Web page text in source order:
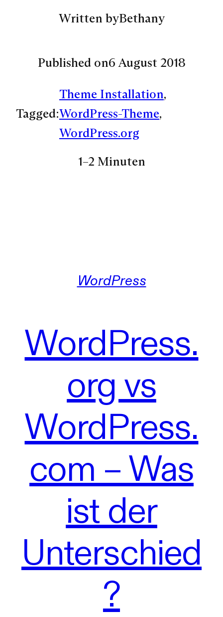
Written byBethany
Published on6 August 2018
Tagged:
Theme Installation
WordPress-Theme
WordPress.org
1–2 Minuten
WordPress
WordPress.
org vs
WordPress.
com – Was
ist der
Unterschied
?